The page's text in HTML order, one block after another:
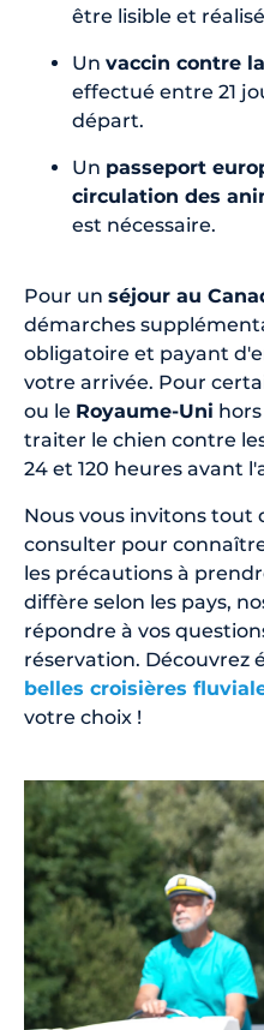
être lisible et
Un vaccin contre
effectué entre 21
départ.
Un passeport
circulation des
est nécessaire.
Pour un séjour au
démarches
obligatoire et payant
votre arrivée. Pour
ou le Royaume-Uni
traiter le chien contre
24 et 120 heures avant
Nous vous invitons tout
consulter pour
les précautions à
diffère selon les pays,
répondre à vos
réservation. Découvrez
belles croisières
votre choix !